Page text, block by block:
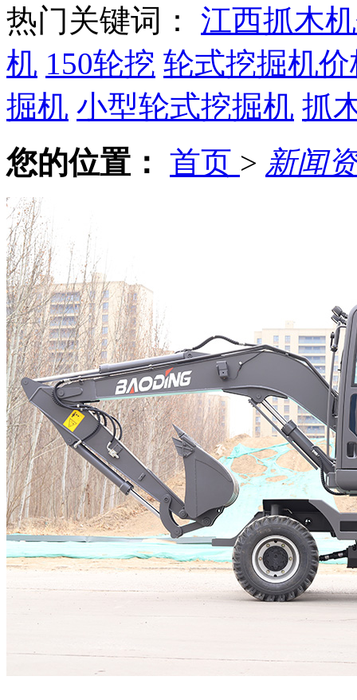
热门关键词： 江西抓木
机 150轮挖 轮式挖掘机
掘机 小型轮式挖掘机 抓
您的位置： 首页 > 新闻